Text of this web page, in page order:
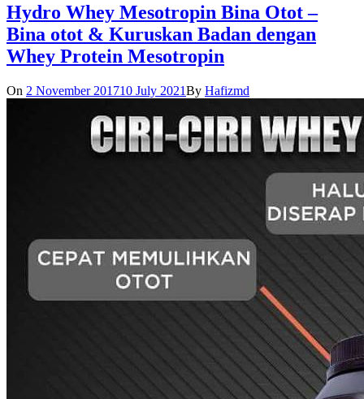
Hydro Whey Mesotropin Bina Otot –
Bina otot & Kuruskan Badan dengan
Whey Protein Mesotropin
On 2 November 201710 July 2021By Hafizmd